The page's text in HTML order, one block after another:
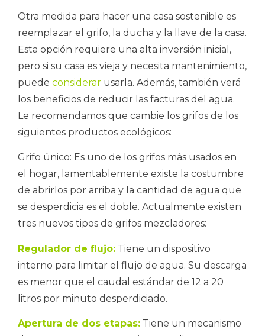
Otra medida para hacer una casa sostenible es
reemplazar el grifo, la ducha y la llave de la casa.
Esta opción requiere una alta inversión inicial,
pero si su casa es vieja y necesita mantenimiento,
puede considerar usarla. Además, también verá
los beneficios de reducir las facturas del agua.
Le recomendamos que cambie los grifos de los
siguientes productos ecológicos:
Grifo único: Es uno de los grifos más usados ​​en
el hogar, lamentablemente existe la costumbre
de abrirlos por arriba y la cantidad de agua que
se desperdicia es el doble. Actualmente existen
tres nuevos tipos de grifos mezcladores:
Regulador de flujo: Tiene un dispositivo
interno para limitar el flujo de agua. Su descarga
es menor que el caudal estándar de 12 a 20
litros por minuto desperdiciado.
Apertura de dos etapas: Tiene un mecanismo